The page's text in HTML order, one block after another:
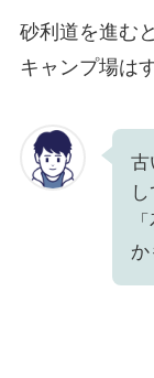
砂利道を進む
キャンプ場は
古
か